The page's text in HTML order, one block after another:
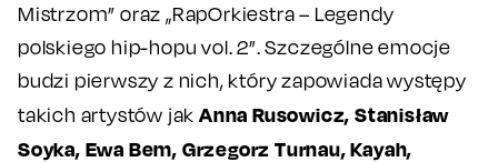
Mistrzom” oraz „RapOrkiestra – Legendy
polskiego hip-hopu vol. 2”. Szczególne emocje
budzi pierwszy z nich, który zapowiada występy
takich artystów jakAnna Rusowicz, Stanisław
Soyka, Ewa Bem, Grzegorz Turnau, Kayah,